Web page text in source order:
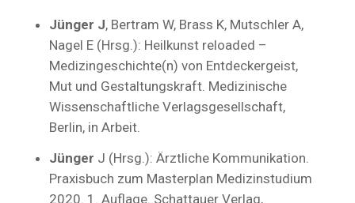
Jünger J, Bertram W, Brass K, Mutschler A,
Nagel E (Hrsg.): Heilkunst reloaded –
Medizingeschichte(n) von Entdeckergeist,
Mut und Gestaltungskraft. Medizinische
Wissenschaftliche Verlagsgesellschaft,
Berlin, in Arbeit.
Jünger J (Hrsg.): Ärztliche Kommunikation.
Praxisbuch zum Masterplan Medizinstudium
2020. 1. Auflage. Schattauer Verlag,